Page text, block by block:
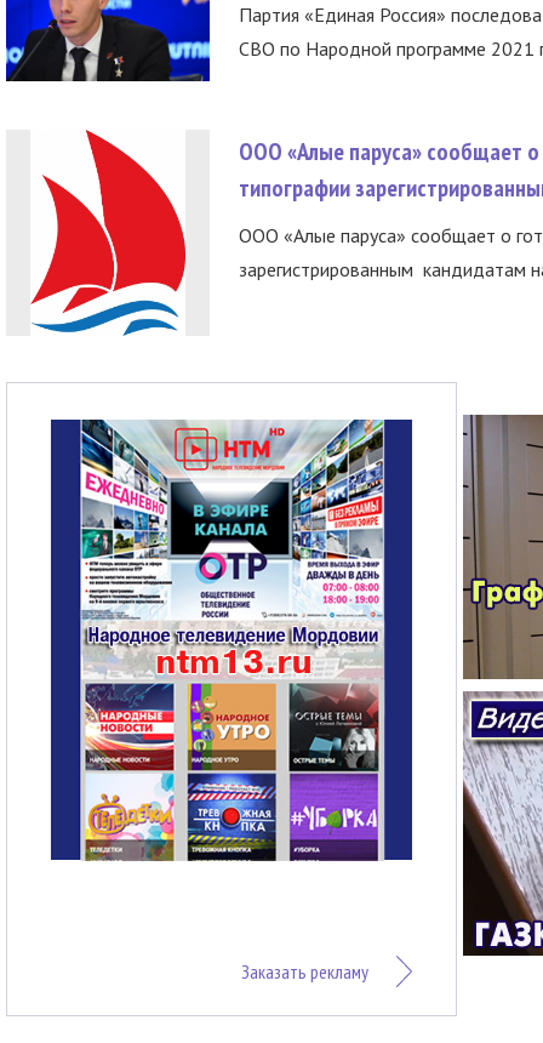
Партия «Единая Россия»
СВО по Народной программе 2021
ООО «Алые паруса» сообщает о
типографии
ООО «Алые паруса» сообщает о
зарегистрированным кандидатам
Заказать рекламу